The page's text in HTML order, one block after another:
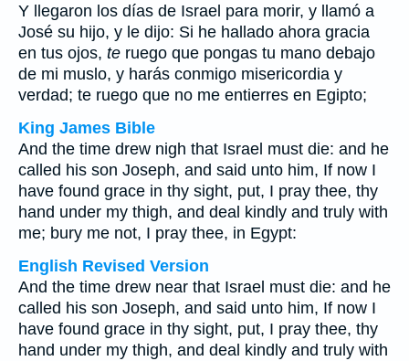
Y llegaron los días de Israel para morir, y llamó a
José su hijo, y le dijo: Si he hallado ahora gracia
en tus ojos, te ruego que pongas tu mano debajo
de mi muslo, y harás conmigo misericordia y
verdad; te ruego que no me entierres en Egipto;
King James Bible
And the time drew nigh that Israel must die: and he
called his son Joseph, and said unto him, If now I
have found grace in thy sight, put, I pray thee, thy
hand under my thigh, and deal kindly and truly with
me; bury me not, I pray thee, in Egypt:
English Revised Version
And the time drew near that Israel must die: and he
called his son Joseph, and said unto him, If now I
have found grace in thy sight, put, I pray thee, thy
hand under my thigh, and deal kindly and truly with